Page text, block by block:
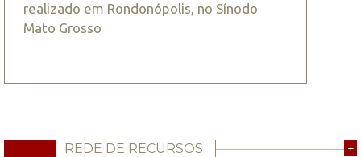
realizado em Rondonópolis, no Sínodo
Mato Grosso
REDE DE RECURSOS +